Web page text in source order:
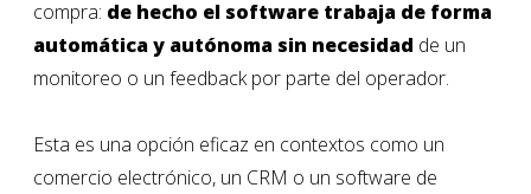
compra: de hecho el software trabaja de forma
automática y autónoma sin necesidad de un
monitoreo o un feedback por parte del operador.
Esta es una opción eficaz en contextos como un
comercio electrónico, un CRM o un software de